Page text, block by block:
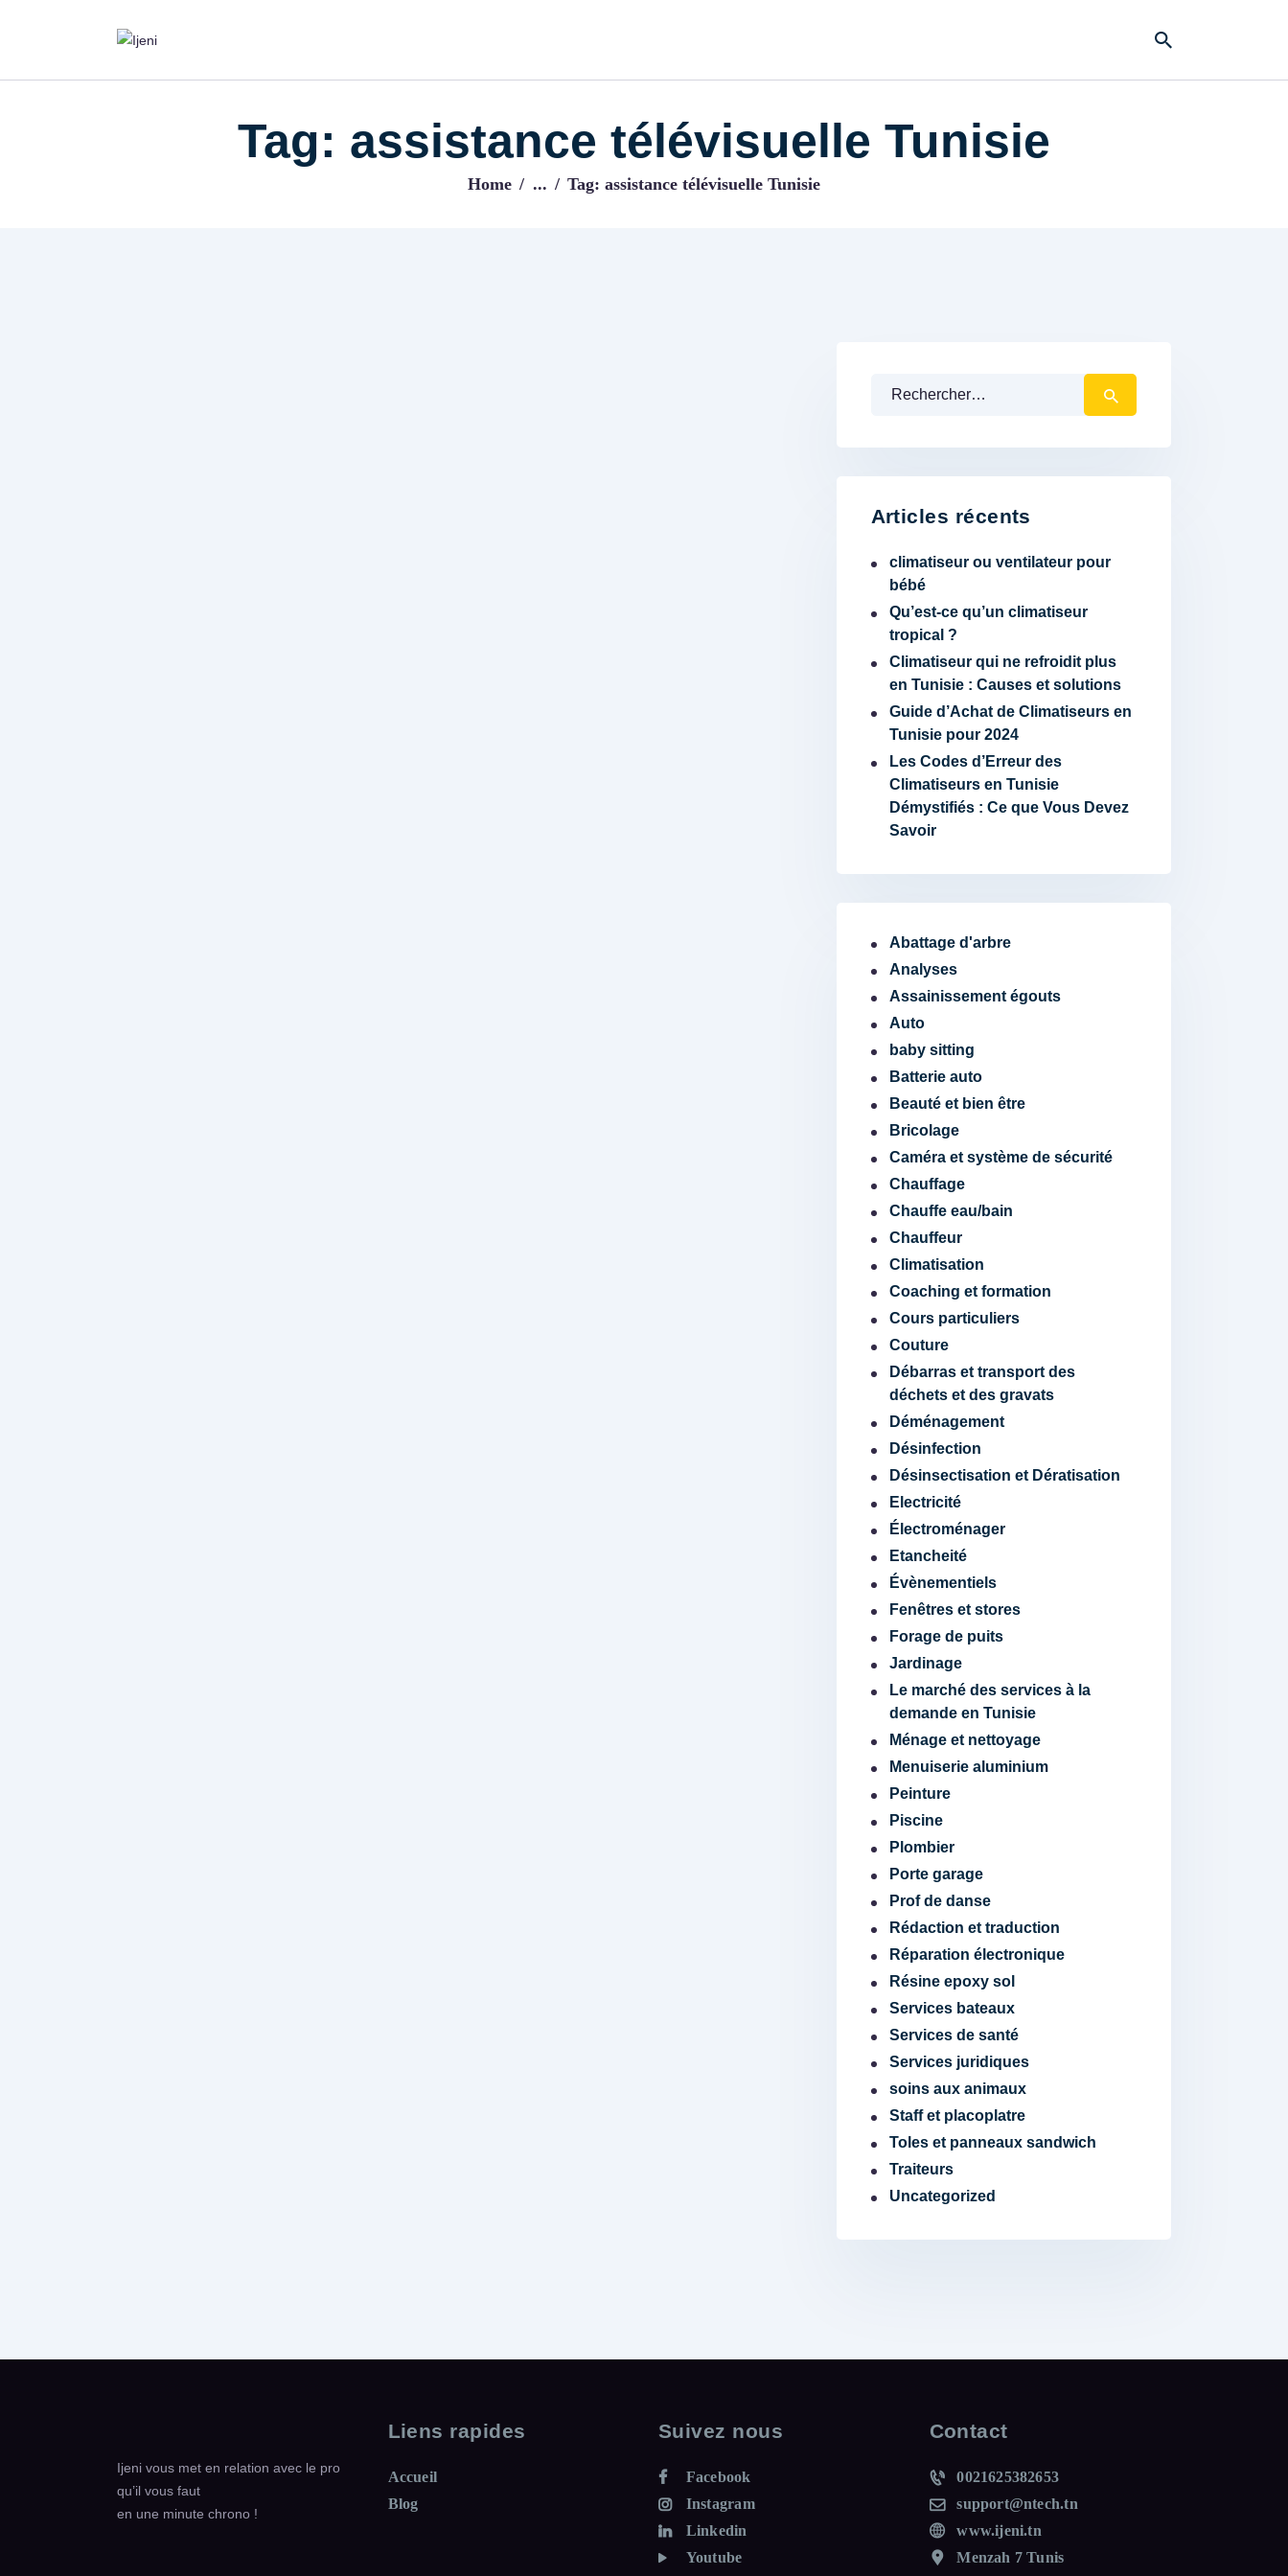
Tag: assistance télévisuelle Tunisie
Home ... Tag: assistance télévisuelle Tunisie
IJENI
Rechercher :
Articles récents
climatiseur ou ventilateur pour
bébé
Qu’est-ce qu’un climatiseur
tropical ?
Climatiseur qui ne refroidit plus
en Tunisie : Causes et solutions
Guide d’Achat de Climatiseurs en
Tunisie pour 2024
Les Codes d’Erreur des
Climatiseurs en Tunisie
Démystifiés : Ce que Vous Devez
Savoir
Abattage d'arbre
Analyses
Assainissement égouts
Auto
baby sitting
Batterie auto
Beauté et bien être
Bricolage
Caméra et système de sécurité
Chauffage
Chauffe eau/bain
Chauffeur
Climatisation
Coaching et formation
Cours particuliers
Couture
Débarras et transport des
déchets et des gravats
Déménagement
Désinfection
Désinsectisation et Dératisation
Electricité
Électroménager
Etancheité
Évènementiels
Fenêtres et stores
Forage de puits
Jardinage
Le marché des services à la
demande en Tunisie
Ménage et nettoyage
Menuiserie aluminium
Peinture
Piscine
Plombier
Porte garage
Prof de danse
Rédaction et traduction
Réparation électronique
Résine epoxy sol
Services bateaux
Services de santé
Services juridiques
soins aux animaux
Staff et placoplatre
Toles et panneaux sandwich
Traiteurs
Uncategorized
Ijeni vous met en relation avec le pro
qu’il vous faut
en une minute chrono !
Liens rapides
Accueil
Blog
Suivez nous
Facebook
Instagram
Linkedin
Youtube
Contact
0021625382653
support@ntech.tn
www.ijeni.tn
Menzah 7 Tunis